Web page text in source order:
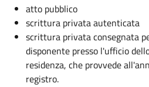
atto pubblico
scrittura privata autenticata
scrittura privata consegnata
disponente presso l'ufficio
residenza, che provvede
registro.